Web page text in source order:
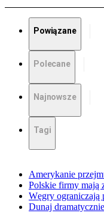
Powiązane
Polecane
Najnowsze
Tagi
Amerykanie
Polskie firmy mają
Węgry ograniczają
Dunaj